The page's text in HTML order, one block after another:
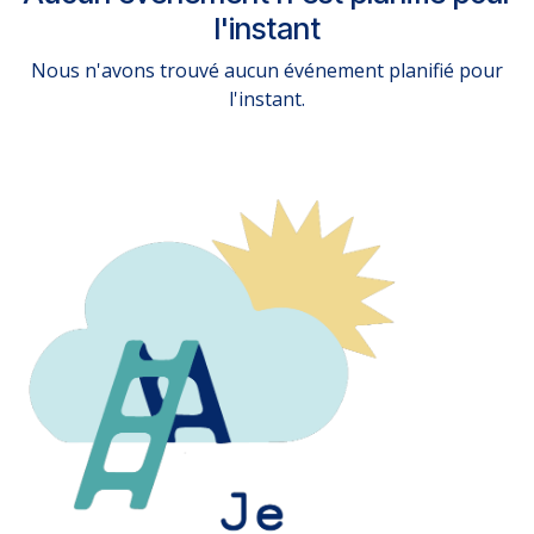
l'instant
Nous n'avons trouvé aucun événement planifié pour
l'instant.